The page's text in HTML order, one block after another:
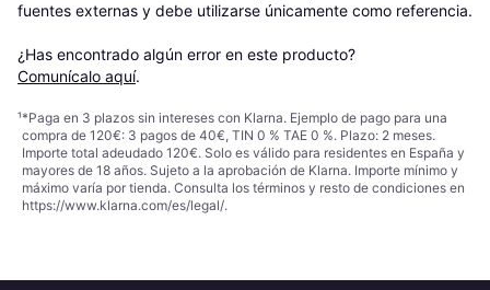
fuentes externas y debe utilizarse únicamente como referencia.
¿Has encontrado algún error en este producto?
Comunícalo aquí.
¹*Paga en 3 plazos sin intereses con Klarna. Ejemplo de pago para una
compra de 120€: 3 pagos de 40€, TIN 0 % TAE 0 %. Plazo: 2 meses.
Importe total adeudado 120€. Solo es válido para residentes en España y
mayores de 18 años. Sujeto a la aprobación de Klarna. Importe mínimo y
máximo varía por tienda. Consulta los términos y resto de condiciones en
https://www.klarna.com/es/legal/.